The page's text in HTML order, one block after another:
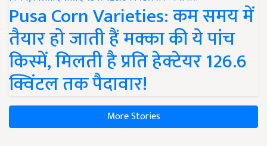
Pusa Corn Varieties: कम समय में
तैयार हो जाती हैं मक्का की ये पांच
किस्में, मिलती है प्रति हेक्टेयर 126.6
क्विंटल तक पैदावार!
More Stories